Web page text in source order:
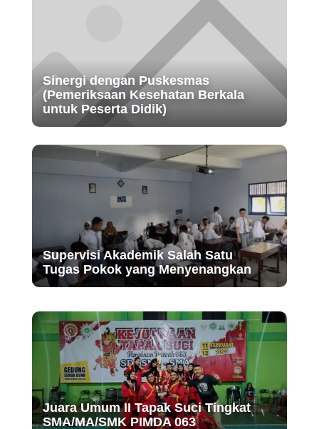
Sinergi dengan Puskesmas
(Pemeriksaan Kesehatan Berkala
untuk Peserta Didik)
Supervisi Akademik Salah Satu
Tugas Pokok yang Menyenangkan
Juara Umum II Tapak Suci Tingkat
SMA/MA/SMK PIMDA 063